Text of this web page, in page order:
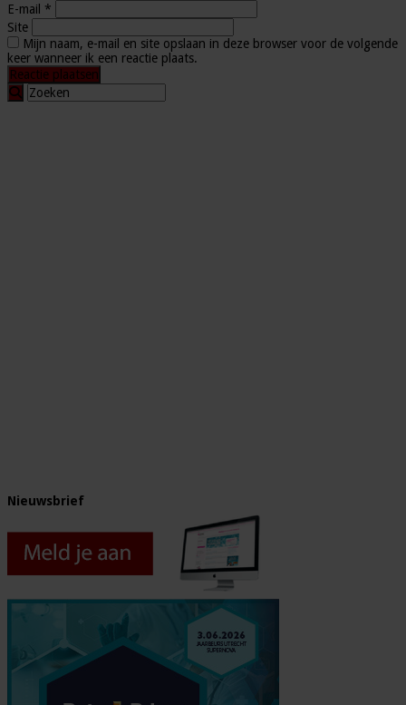
E-mail *
Site
Mijn naam, e-mail en site opslaan in deze browser voor de volgende
keer wanneer ik een reactie plaats.
Nieuwsbrief